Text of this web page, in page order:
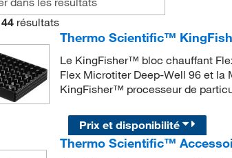
44 résultats
Thermo Scientific™
Le KingFisher™ bloc chauffant
Flex Microtiter Deep-Well 96 et la
KingFisher™ processeur de
Prix et disponibilité
Thermo Scientific™